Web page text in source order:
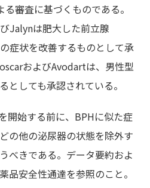
る審査に基づくものである。
Jalynは肥大した前立腺
症状を改善するものとして承
およびAvodartは、男性型
としても承認されている。
開始する前に、BPHに似た症
の他の泌尿器の状態を除外す
べきである。データ要約およ
品安全性通達を参照のこと。